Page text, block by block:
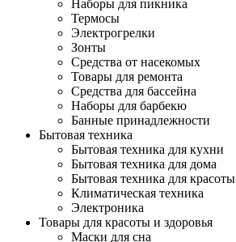
Наборы для пикника
Термосы
Электрогрелки
Зонты
Средства от насекомых
Товары для ремонта
Средства для бассейна
Наборы для барбекю
Банные принадлежности
Бытовая техника
Бытовая техника для кухни
Бытовая техника для дома
Бытовая техника для красоты
Климатическая техника
Электроника
Товары для красоты и здоровья
Маски для сна